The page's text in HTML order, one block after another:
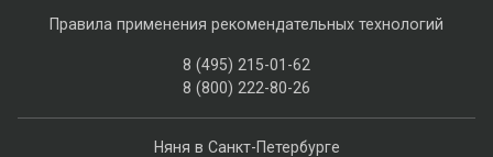
Няня в Санкт-Петербурге
Правила применения рекомендательных технологий
8 (495) 215-01-62
8 (800) 222-80-26